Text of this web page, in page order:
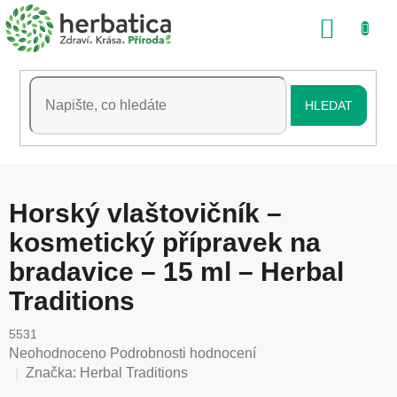
Přejít
na
obsah
HLEDAT
Horský vlaštovičník –
kosmetický přípravek na
bradavice – 15 ml – Herbal
Traditions
5531
Průměrné
hodnocení
Neohodnoceno Podrobnosti hodnocení
Značka: Herbal Traditions